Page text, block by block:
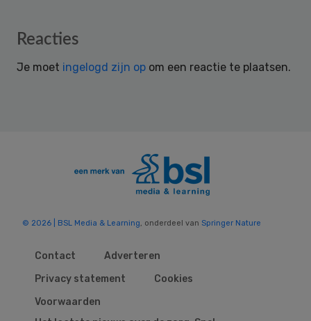
Reader
Reacties
Je moet ingelogd zijn op om een reactie te plaatsen.
© 2026 | BSL Media & Learning, onderdeel van Springer Nature
Contact
Adverteren
Privacy statement
Cookies
Voorwaarden